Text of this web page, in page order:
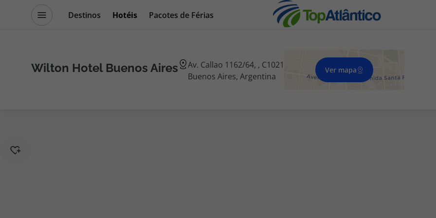
Destinos Hotéis
Pacotes de Férias
Wilton Hotel Buenos Aires
Av. Callao 1162/64, , C1021
Buenos Aires, Argentina
Ver mapa